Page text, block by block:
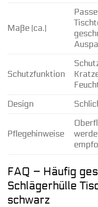
Maße (ca.)
Schutzfunktion
Design
Pflegehinweise
FAQ – Häufig
Schlägerhülle
schwarz